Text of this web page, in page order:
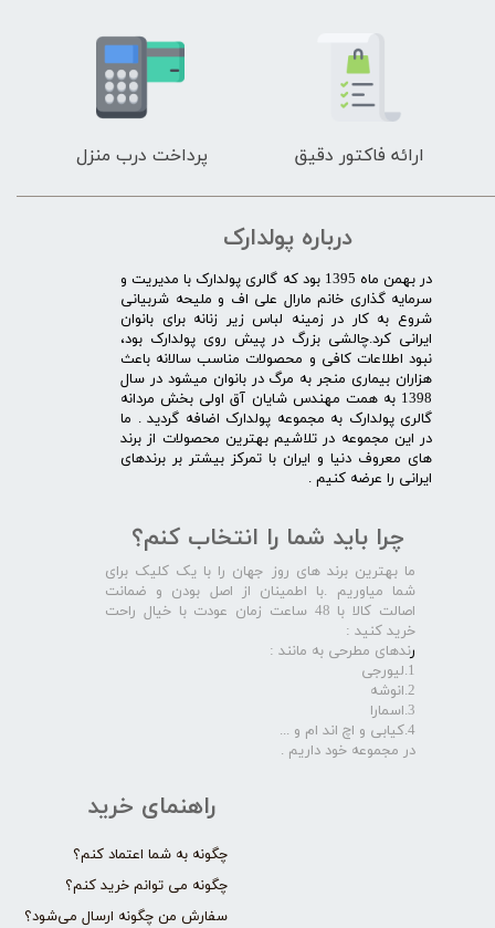
ارائه فاکتور دقیق پرداخت درب منزل
درباره پولدارک
در بهمن ماه 1395 بود که گالری پولدارک با مدیریت و
سرمایه گذاری خانم مارال علی اف و ملیحه شربیانی
شروع به کار در زمینه لباس زیر زنانه برای بانوان
ایرانی کرد.چالشی بزرگ در پیش روی پولدارک بود،
نبود اطلاعات کافی و محصولات مناسب سالانه باعث
هزاران بیماری منجر به مرگ در بانوان میشود در سال
1398 به همت مهندس شایان آق اولی بخش مردانه
گالری پولدارک به مجموعه پولدارک اضافه گردید . ما
در این مجموعه در تلاشیم بهترین محصولات از برند
های معروف دنیا و ایران با تمرکز بیشتر بر برندهای
ایرانی را عرضه کنیم .​​​​​​​
راهنمای خرید
چگونه به شما اعتماد کنم؟
چگونه می توانم خرید کنم؟
سفارش من چگونه ارسال می‌شود؟
چرا باید شما را انتخاب کنم؟
ما بهترین برند های روز جهان را با یک کلیک برای
شما میاوریم .با اطمینان از اصل بودن و ضمانت
اصالت کالا با 48 ساعت زمان عودت با خیال راحت
خرید کنید :
رندهای مطرحی به مانند :
1.لیورجی
2.انوشه
3.اسمارا
4.کیابی و اچ اند ام و ...
در مجموعه خود داریم .​​​​​​​